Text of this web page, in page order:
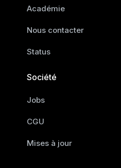
Académie
Nous contacter
Status
Société
Jobs
CGU
Mises à jour